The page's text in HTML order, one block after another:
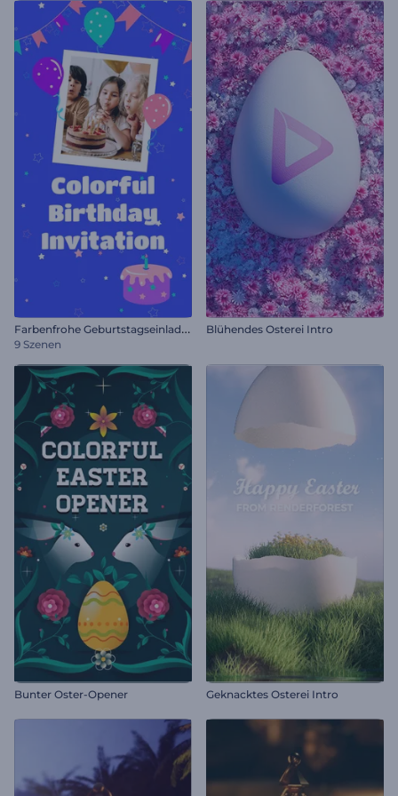
F
arbenfrohe Geburtstagseinladung
9 Szenen
Blühendes Osterei Intro
Bunter Oster-Opener Geknacktes Osterei Intro